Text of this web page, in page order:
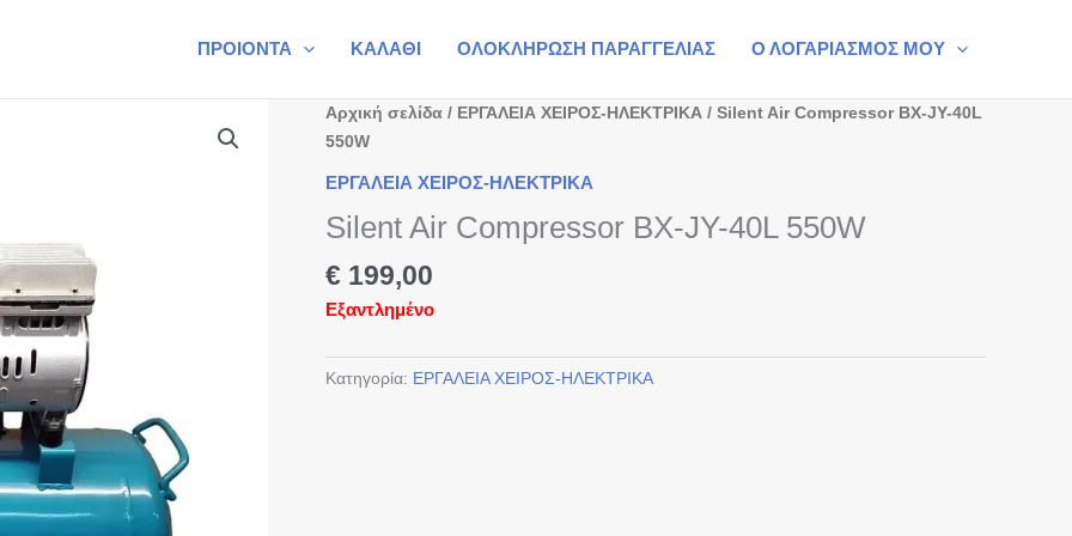
ΠΡΟΙΟΝΤΑ ΚΑΛΑΘΙ ΟΛΟΚΛΗΡΩΣΗ ΠΑΡΑΓΓΕΛΙΑΣ Ο ΛΟΓΑΡΙΑΣΜΟΣ ΜΟΥ
Αρχική σελίδα / ΕΡΓΑΛΕΙΑ ΧΕΙΡΟΣ-ΗΛΕΚΤΡΙΚΑ / Silent Air Compressor BX-JY-40L
550W
ΕΡΓΑΛΕΙΑ ΧΕΙΡΟΣ-ΗΛΕΚΤΡΙΚΑ
Silent Air Compressor BX-JY-40L 550W
€ 199,00
Εξαντλημένο
Κατηγορία: ΕΡΓΑΛΕΙΑ ΧΕΙΡΟΣ-ΗΛΕΚΤΡΙΚΑ